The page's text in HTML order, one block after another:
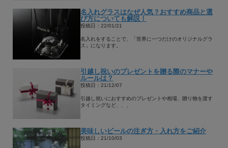
名入れグラスはなぜ人気？おすすめ商品と選
び方についても解説！
投稿日：22/01/21
名入れをすることで、「世界に一つだけのオリジナルグラ
ス」になります。
引越し祝いのプレゼントを贈る際のマナーや
ルールは？
投稿日：21/12/07
引越し祝いにおすすめのプレゼントや相場、贈り物を渡す
タイミングなど、、、
美味しいビールの注ぎ方・入れ方をご紹介
投稿日：21/10/03